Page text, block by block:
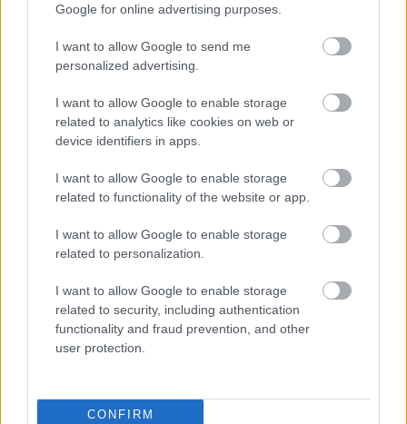
Google for online advertising purposes.
I want to allow Google to send me
personalized advertising.
I want to allow Google to enable storage
related to analytics like cookies on web or
device identifiers in apps.
I want to allow Google to enable storage
related to functionality of the website or app.
I want to allow Google to enable storage
related to personalization.
I want to allow Google to enable storage
related to security, including authentication
functionality and fraud prevention, and other
user protection.
CONFIRM
Országos hírek
Megérkezett az eső a Duna vízgyűjtőjére
Aktuális
Paks II.: Mit jelent az 5. blokk új
árnyékában?
Helyi hírek
Amire többmillióan vártunk: szombattól